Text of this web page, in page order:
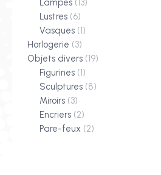
Lampes (13)
Lustres (6)
Vasques (1)
Horlogerie (3)
Objets divers (19)
Figurines (1)
Sculptures (8)
Miroirs (3)
Encriers (2)
Pare-feux (2)